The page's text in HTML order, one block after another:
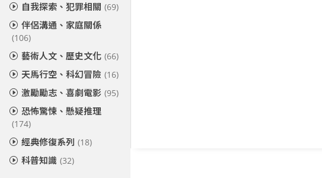
自我探索、犯罪相關 (69)
伴侶溝通、家庭關係
(106)
藝術人文、歷史文化 (66)
天馬行空、科幻冒險 (16)
激勵勵志、喜劇電影 (95)
恐怖驚悚、懸疑推理
(174)
經典修復系列 (18)
科普知識 (32)